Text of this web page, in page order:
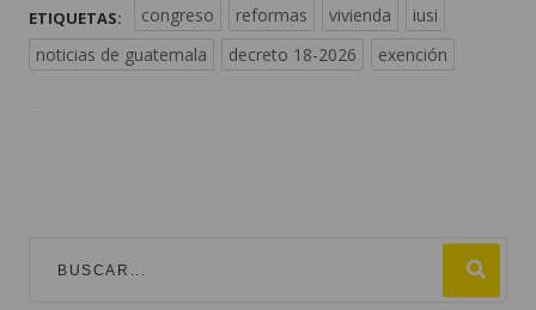
ETIQUETAS: congreso reformas vivienda
iusi
noticias de guatemala
decreto 18-2026 exención